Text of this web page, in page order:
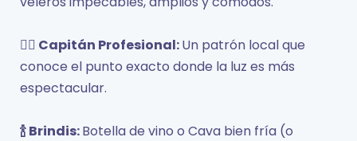
👨‍✈️ Capitán Profesional:Un patrón local que
conoce el punto exacto donde la luz es más
espectacular.
🍾 Brindis:Botella de vino o Cava bien fría (o